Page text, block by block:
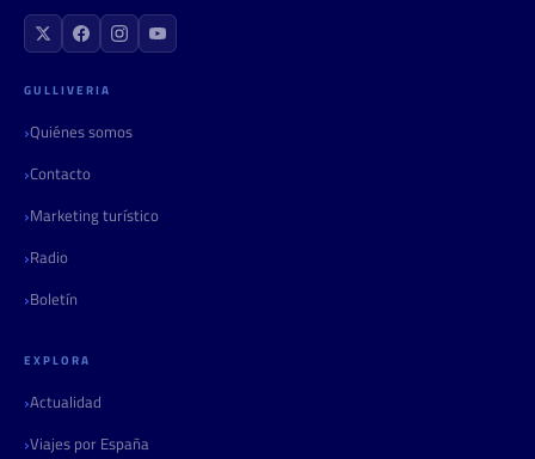
GULLIVERIA
Quiénes somos
Contacto
Marketing turístico
Radio
Boletín
EXPLORA
Actualidad
Viajes por España